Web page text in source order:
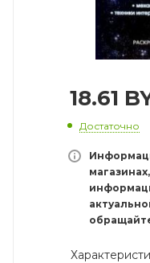
18.61
Достаточно